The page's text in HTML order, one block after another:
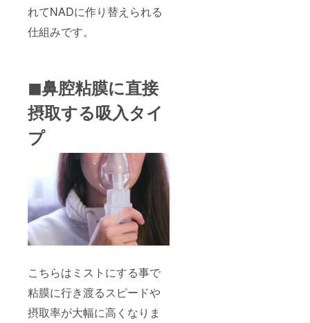
れてNADに作り替えられる
仕組みです。
◼︎鼻腔粘膜に直接
摂取する吸入タイ
プ
こちらはミストにする事で
粘膜に行き渡るスピードや
摂取率が大幅に高くなりま